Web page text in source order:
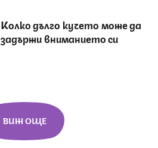
Колко дълго кучето може да
задържи вниманието си
ВИЖ ОЩЕ